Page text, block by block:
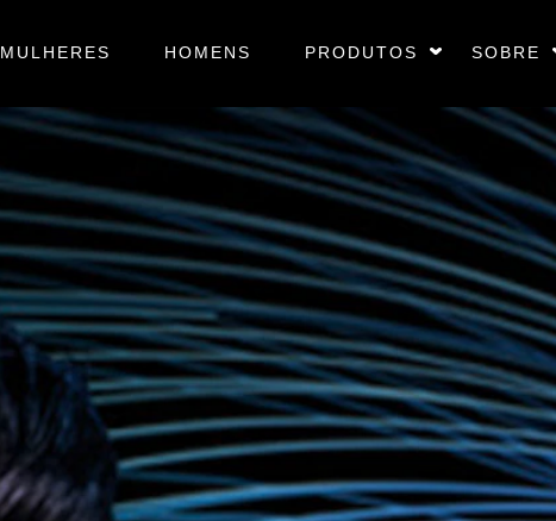
MULHERES HOMENS PRODUTOS SOBRE